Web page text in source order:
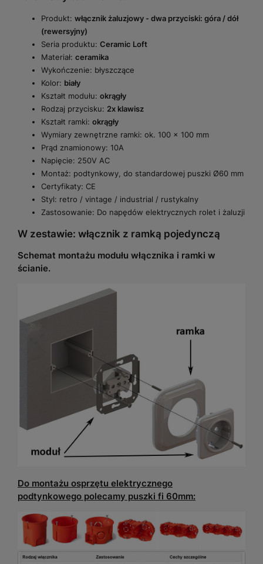
Produkt: włącznik żaluzjowy - dwa przyciski: góra / dół
(rewersyjny)
Seria produktu: Ceramic Loft
Materiał: ceramika
Wykończenie: błyszczące
Kolor: biały
Kształt modułu: okrągły
Rodzaj przycisku: 2x klawisz
Kształt ramki: okrągły
Wymiary zewnętrzne ramki: ok. 100 × 100 mm
Prąd znamionowy: 10A
Napięcie: 250V AC
Montaż: podtynkowy, do standardowej puszki Ø60 mm
Certyfikaty: CE
Styl: retro / vintage / industrial / rustykalny
Zastosowanie: Do napędów elektrycznych rolet i żaluzji
W zestawie: włącznik z ramką pojedynczą
Schemat montażu modułu włącznika i ramki w
ścianie.
Do montażu osprzętu elektrycznego
podtynkowego polecamy puszki fi 60mm: